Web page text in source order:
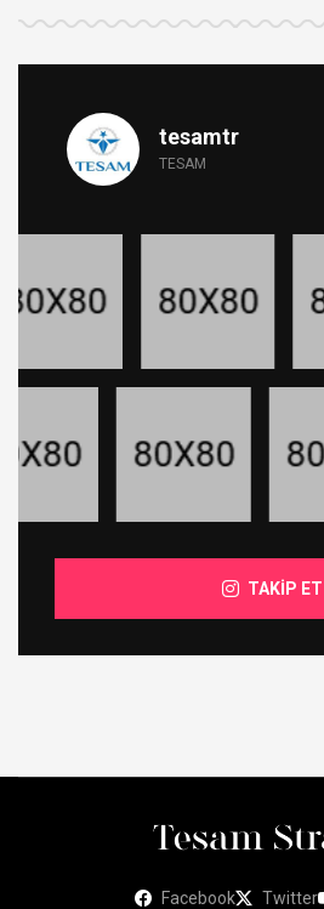
tesamtr
TESAM
TAKİP ET
Facebook Twitter